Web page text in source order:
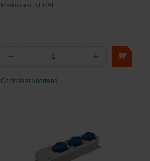
Merknaam: KERAF
− +
Controleer voorraad